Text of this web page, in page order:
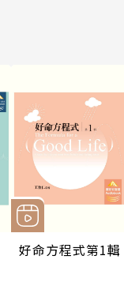
好命方程式第1輯